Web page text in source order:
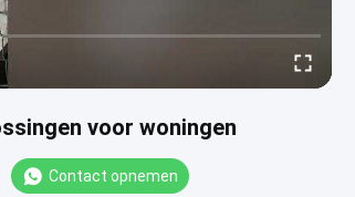
voor woningen
Contact opnemen